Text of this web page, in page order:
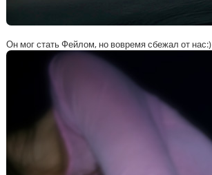
Он мог стать Фейлом, но вовремя сбежал от нас:)